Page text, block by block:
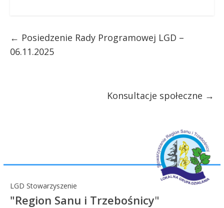
← Posiedzenie Rady Programowej LGD –
06.11.2025
Konsultacje społeczne →
LGD Stowarzyszenie
"Region Sanu i Trzebośnicy"